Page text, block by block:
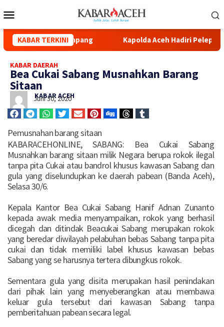
KABAR TERKINI
Kuala Simpang Kapolda Aceh Hadiri Pelepasan
KABAR DAERAH
Bea Cukai Sabang Musnahkan Barang
Sitaan
KABAR ACEH
Juni 30, 2020
Pemusnahan barang sitaan
KABARACEHONLINE, SABANG: Bea Cukai Sabang
Musnahkan barang sitaan milik Negara berupa rokok ilegal
tanpa pita Cukai atau bandrol khusus kawasan Sabang dan
gula yang diselundupkan ke daerah pabean (Banda Aceh),
Selasa 30/6.
Kepala Kantor Bea Cukai Sabang Hanif Adnan Zunanto
kepada awak media menyampaikan, rokok yang berhasil
dicegah dan ditindak Beacukai Sabang merupakan rokok
yang beredar diwilayah pelabuhan bebas Sabang tanpa pita
cukai dan tidak memiliki label khusus kawasan bebas
Sabang yang se harusnya tertera dibungkus rokok.
Sementara gula yang disita merupakan hasil penindakan
dari pihak lain yang menyeberangkan atau membawa
keluar gula tersebut dari kawasan Sabang tanpa
pemberitahuan pabean secara legal.